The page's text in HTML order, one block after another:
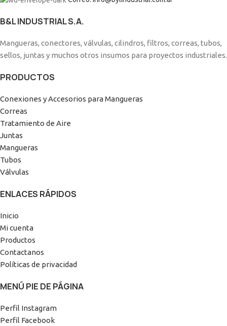
B&L INDUSTRIAL S.A.
Mangueras, conectores, válvulas, cilindros, filtros, correas, tubos,
sellos, juntas y muchos otros insumos para proyectos industriales.
PRODUCTOS
Conexiones y Accesorios para Mangueras
Correas
Tratamiento de Aire
Juntas
Mangueras
Tubos
Válvulas
ENLACES RÁPIDOS
Inicio
Mi cuenta
Productos
Contactanos
Políticas de privacidad
MENÚ PIE DE PÁGINA
Perfil Instagram
Perfil Facebook